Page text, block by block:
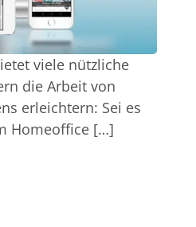
viele nützliche
die Arbeit von
erleichtern: Sei es
Homeoffice […]